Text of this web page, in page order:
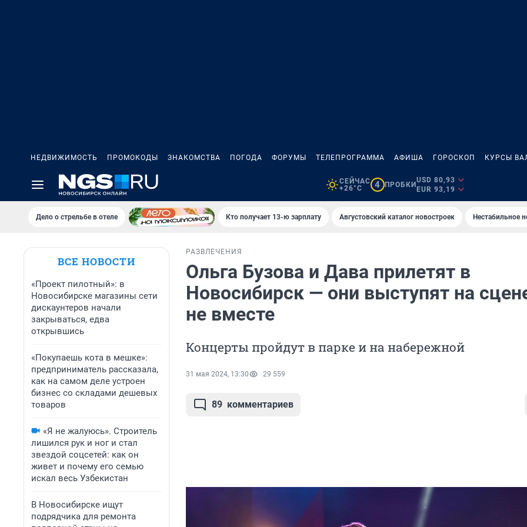
НЕДВИЖИМОСТЬ ПРОМОКОДЫ ЗНАКОМСТВА ПОГОДА ФОРУМЫ ТЕЛЕПРОГРАММА АФИША ГОРОСКОП КУРСЫ
СЕЙЧАС
+26°C
4 ПРОБКИ
USD 80,93
EUR 93,19
Дело о стрельбе в отеле Кто получает 13-ю зарплату Августовский каталог новостроек Нестабильное
ВСЕ НОВОСТИ
«Проект пилотный»: в
Новосибирске магазины сети
дискаунтеров начали
закрываться, едва
открывшись
«Покупаешь кота в мешке»:
предприниматель рассказала,
как на самом деле устроен
бизнес со складами дешевых
товаров
«Я не жалуюсь». Строитель
лишился рук и ног и стал
звездой соцсетей: как он
живет и почему его семью
искал весь Узбекистан
В Новосибирске ищут
подрядчика для ремонта
РАЗВЛЕЧЕНИЯ
Ольга Бузова и Дава прилетят в
Новосибирск — они выступят на
не вместе
Концерты пройдут в парке и на набережной
31 мая 2024, 13:30 29 559
89 комментариев